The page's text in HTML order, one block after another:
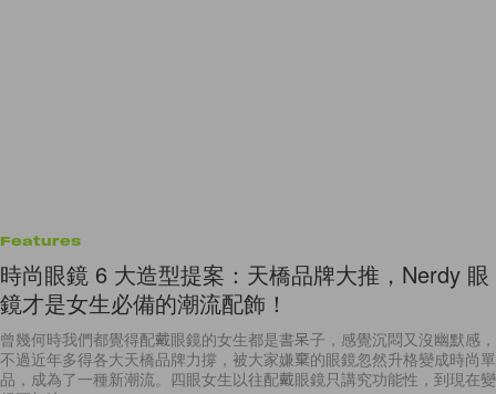
Features
時尚眼鏡 6 大造型提案：天橋品牌大推，Nerdy 眼
鏡才是女生必備的潮流配飾！
曾幾何時我們都覺得配戴眼鏡的女生都是書呆子，感覺沉悶又沒幽默感，
不過近年多得各大天橋品牌力撐，被大家嫌棄的眼鏡忽然升格變成時尚單
品，成為了一種新潮流。四眼女生以往配戴眼鏡只講究功能性，到現在變